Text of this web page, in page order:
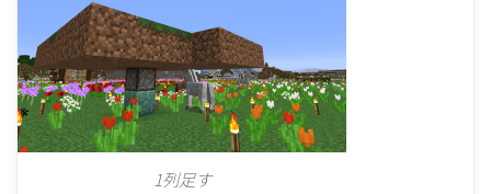
1列足す